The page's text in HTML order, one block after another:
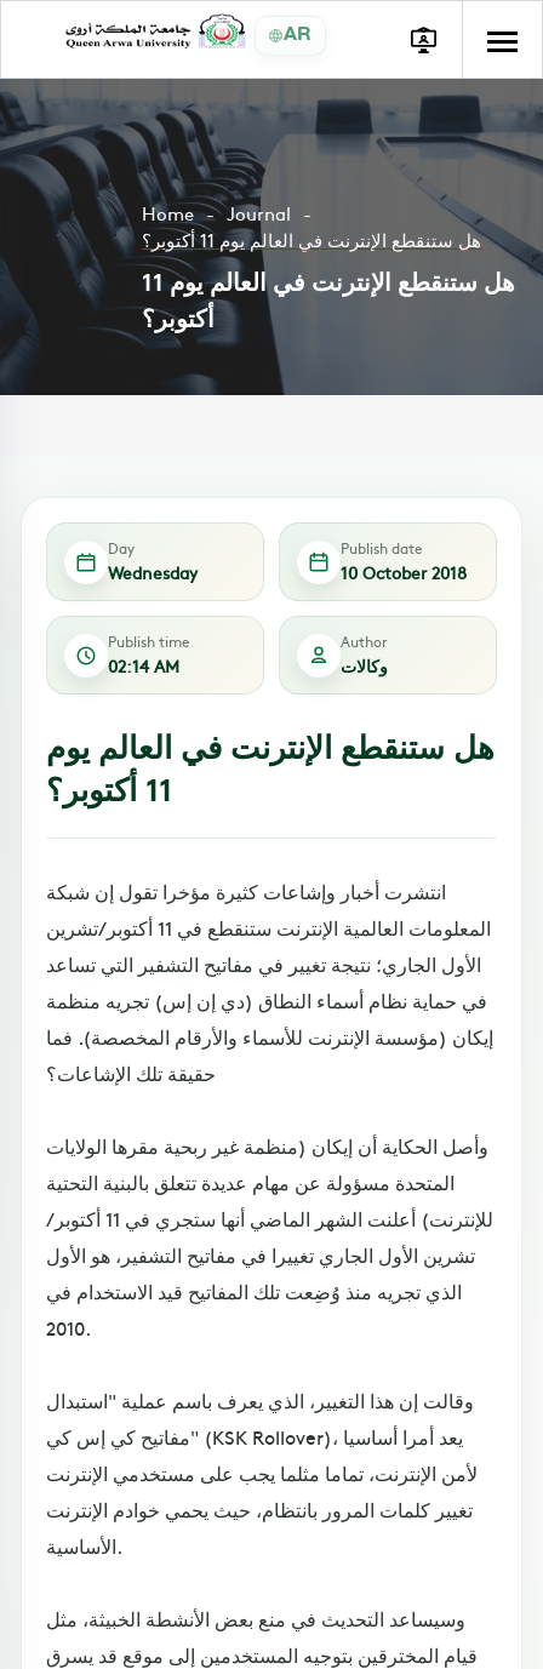
AR
Home
Journal
هل ستنقطع الإنترنت في العالم يوم 11 أكتوبر؟
هل ستنقطع الإنترنت في العالم يوم 11
أكتوبر؟
Day
Wednesday
Publish date
10 October 2018
Publish time
02:14 AM
Author
وكالات
هل ستنقطع الإنترنت في العالم يوم
11 أكتوبر؟
انتشرت أخبار وإشاعات كثيرة مؤخرا تقول إن شبكة
المعلومات العالمية الإنترنت ستنقطع في 11 أكتوبر/تشرين
الأول الجاري؛ نتيجة تغيير في مفاتيح التشفير التي تساعد
في حماية نظام أسماء النطاق (دي إن إس) تجريه منظمة
إيكان (مؤسسة الإنترنت للأسماء والأرقام المخصصة). فما
حقيقة تلك الإشاعات؟
وأصل الحكاية أن إيكان (منظمة غير ربحية مقرها الولايات
المتحدة مسؤولة عن مهام عديدة تتعلق بالبنية التحتية
للإنترنت) أعلنت الشهر الماضي أنها ستجري في 11 أكتوبر/
تشرين الأول الجاري تغييرا في مفاتيح التشفير، هو الأول
الذي تجريه منذ وُضِعت تلك المفاتيح قيد الاستخدام في
2010.
وقالت إن هذا التغيير، الذي يعرف باسم عملية "استبدال
مفاتيح كي إس كي" (KSK Rollover)، يعد أمرا أساسيا
لأمن الإنترنت، تماما مثلما يجب على مستخدمي الإنترنت
تغيير كلمات المرور بانتظام، حيث يحمي خوادم الإنترنت
الأساسية.
وسيساعد التحديث في منع بعض الأنشطة الخبيثة، مثل
قيام المخترقين بتوجيه المستخدمين إلى موقع قد يسرق